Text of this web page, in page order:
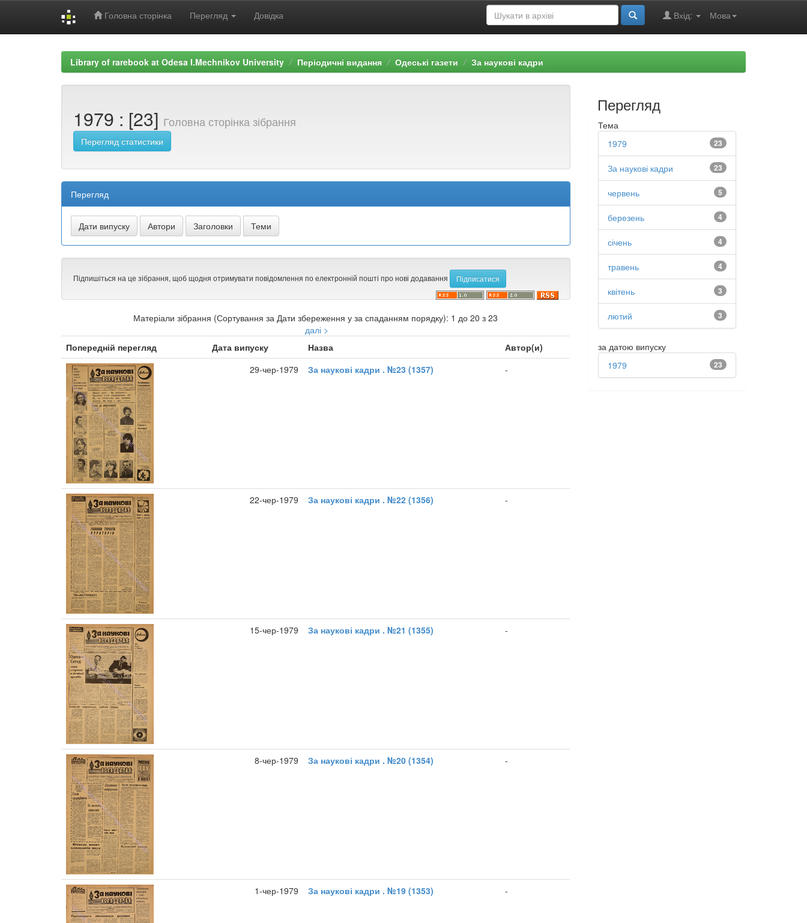
Головна сторінка Перегляд Довідка Мова
Вхід:
Library of rarebook at Odesa I.Mechnikov University Періодичні видання Одеські газети За наукові кадри
1979 : [23] Головна сторінка зібрання
Перегляд статистики
Перегляд
Підпишіться на це зібрання, щоб щодня отримувати повідомлення по електронній пошті про нові додавання
Матеріали зібрання (Сортування за Дати збереження у за спаданням порядку): 1 до 20 з 23
далі >
Попередній перегляд
Дата випуску Назва
Автор(и)
29-чер-1979
За наукові кадри . №23 (1357) -
22-чер-1979 За наукові кадри . №22 (1356) -
15-чер-1979 За наукові кадри . №21 (1355) -
8-чер-1979 За наукові кадри . №20 (1354) -
1-чер-1979 За наукові кадри . №19 (1353) -
Перегляд
Тема
23
1979
23
За наукові кадри
5
червень
4
березень
4
січень
4
травень
3
квітень
3
лютий
за датою випуску
23
1979